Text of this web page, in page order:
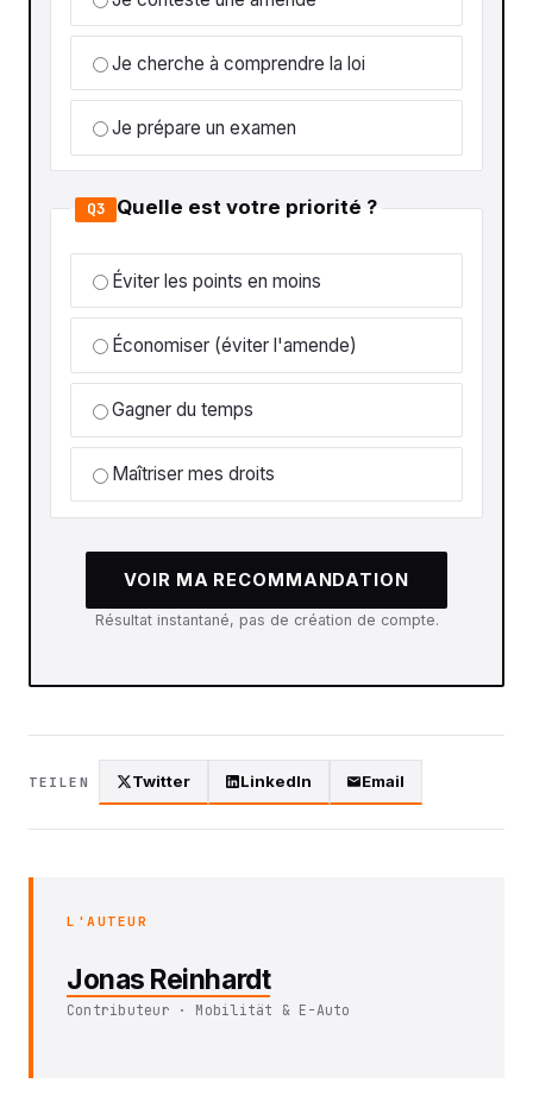
Je cherche à comprendre la loi
Je prépare un examen
Q3 Quelle est votre priorité ?
Éviter les points en moins
Économiser (éviter l'amende)
Gagner du temps
Maîtriser mes droits
VOIR MA RECOMMANDATION
Résultat instantané, pas de création de compte.
TEILEN Twitter LinkedIn Email
L'AUTEUR
Jonas Reinhardt
Contributeur · Mobilität & E-Auto